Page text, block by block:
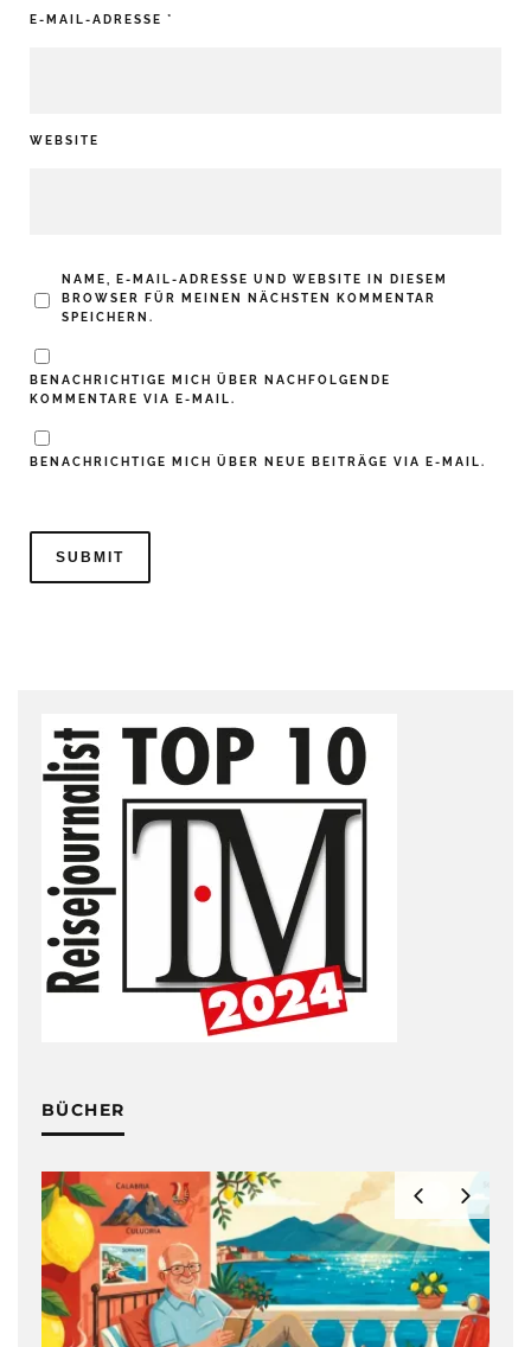
E-MAIL-ADRESSE *
WEBSITE
NAME, E-MAIL-ADRESSE UND WEBSITE IN DIESEM
BROWSER FÜR MEINEN NÄCHSTEN KOMMENTAR
SPEICHERN.
BENACHRICHTIGE MICH ÜBER NACHFOLGENDE
KOMMENTARE VIA E-MAIL.
BENACHRICHTIGE MICH ÜBER NEUE BEITRÄGE VIA E-MAIL.
BÜCHER